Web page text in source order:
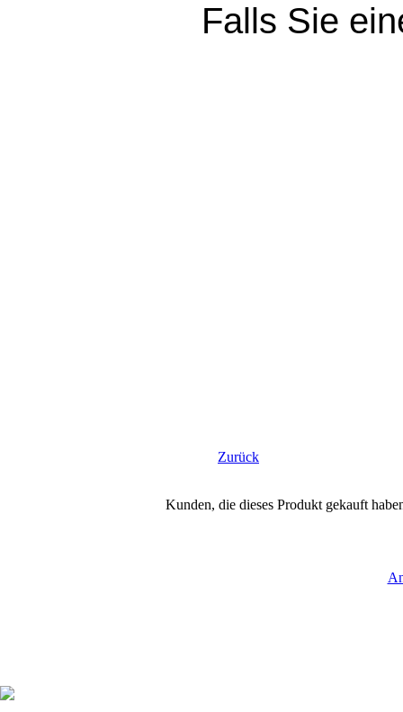
Falls Sie
Zurück
Kunden, die dieses Produkt gekauft